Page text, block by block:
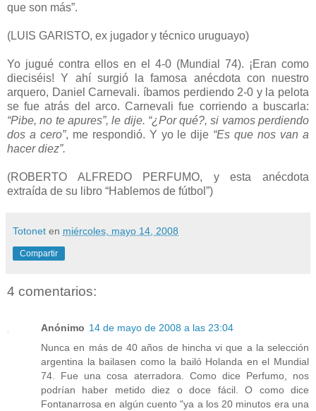
que son más”.
(LUIS GARISTO, ex jugador y técnico uruguayo)
Yo jugué contra ellos en el 4-0 (Mundial 74). ¡Eran como
dieciséis! Y ahí surgió la famosa anécdota con nuestro
arquero, Daniel Carnevali. íbamos perdiendo 2-0 y la pelota
se fue atrás del arco. Carnevali fue corriendo a buscarla:
“Pibe, no te apures”, le dije. “¿Por qué?, si vamos perdiendo
dos a cero”, me respondió. Y yo le dije “Es que nos van a
hacer diez”.
(ROBERTO ALFREDO PERFUMO, y esta anécdota
extraída de su libro “Hablemos de fútbol”)
Totonet en miércoles, mayo 14, 2008
Compartir
4 comentarios:
Anónimo 14 de mayo de 2008 a las 23:04
Nunca en más de 40 años de hincha vi que a la selección
argentina la bailasen como la bailó Holanda en el Mundial
74. Fue una cosa aterradora. Como dice Perfumo, nos
podrían haber metido diez o doce fácil. O como dice
Fontanarrosa en algún cuento "ya a los 20 minutos era una